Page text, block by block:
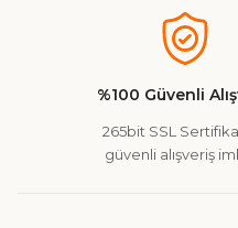
Ürün resmi kalitesiz,
Ürün bilgilerinde
Ürün fiyatı diğer
%100 Güvenli
265bit SSL
güvenli alışveriş